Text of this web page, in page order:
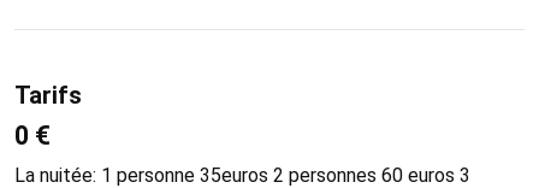
Tarifs
0 €
La nuitée: 1 personne 35euros 2 personnes 60 euros 3